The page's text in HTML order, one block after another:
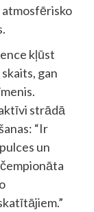
atmosfērisko
kļūst
gan
strādā
“Ir
un